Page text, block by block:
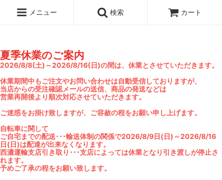
メニュー 検索 カート
夏季休業のご案内
2026/8/8(土)～2026/8/16(日)の間は、休業とさせていただきます。
休業期間中もご注文やお問い合わせは自動受信しておりますが、
当店からの受注確認メールの送信、商品の発送などは
営業再開後より順次対応させていただきます。
ご迷惑をお掛け致しますが、ご容赦の程をお願い申し上げます。
自転車に関して
ご自宅までの配送･･･輸送体制の関係で2026/8/9日(日)～2026/8/16
日(日)は配達が出来なくなります。
西濃運輸支店引き取り･･･支店によっては休業となり引き渡しが停止さ
れます。
予めご了承の程をお願い致します。